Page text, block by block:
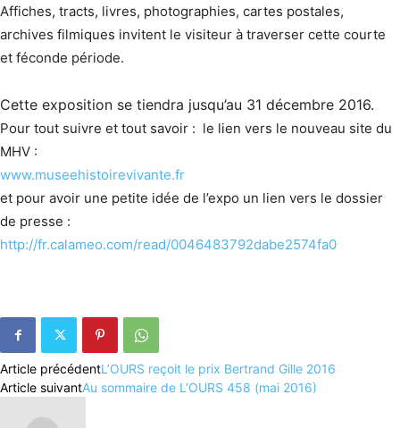
Affiches, tracts, livres, photographies, cartes postales,
archives filmiques invitent le visiteur à traverser cette courte
et féconde période.
Cette exposition se tiendra jusqu’au 31 décembre 2016.
Pour tout suivre et tout savoir : le lien vers le nouveau site du
MHV :
www.museehistoirevivante.fr
et pour avoir une petite idée de l’expo un lien vers le dossier
de presse :
http://fr.calameo.com/read/0046483792dabe2574fa0
Article précédentL’OURS reçoit le prix Bertrand Gille 2016
Article suivantAu sommaire de L’OURS 458 (mai 2016)